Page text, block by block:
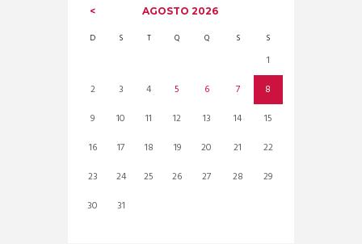
AGOSTO2026
D S T Q Q S S
1
2
3 4 5 6 7
8
9
10 11 12 13 14
15
16
17 18 19 20 21
22
23
24 25 26 27 28
29
30
31